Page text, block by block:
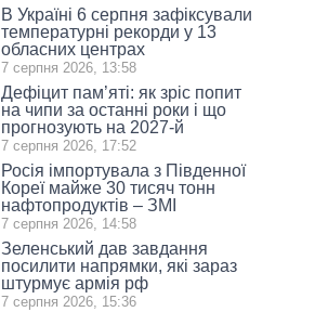
В Україні 6 серпня зафіксували
температурні рекорди у 13
обласних центрах
7 серпня 2026, 13:58
Дефіцит пам’яті: як зріс попит
на чипи за останні роки і що
прогнозують на 2027-й
7 серпня 2026, 17:52
Росія імпортувала з Південної
Кореї майже 30 тисяч тонн
нафтопродуктів – ЗМІ
7 серпня 2026, 14:58
Зеленський дав завдання
посилити напрямки, які зараз
штурмує армія рф
7 серпня 2026, 15:36